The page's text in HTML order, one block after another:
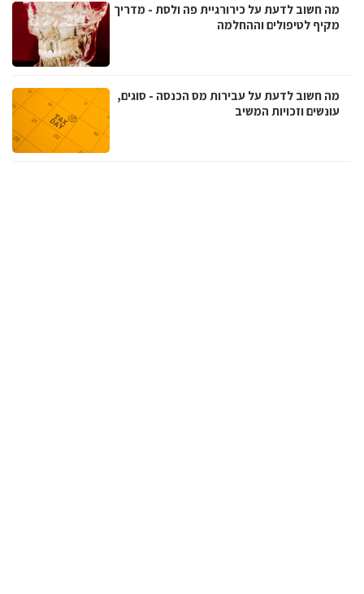
מה חשוב לדעת על כירורגיית פה ולסת - מדריך
מקיף לטיפולים וההחלמה
מה חשוב לדעת על עבירות מס הכנסה - סוגים,
עונשים וזכויות המשיב